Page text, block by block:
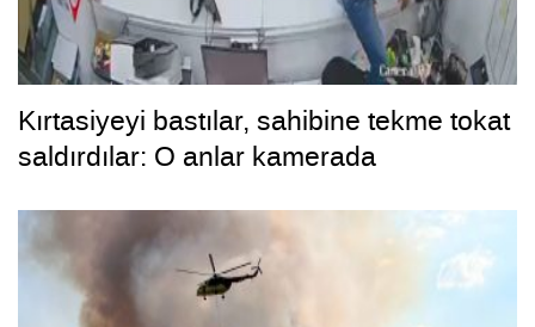
Kırtasiyeyi bastılar, sahibine tekme tokat
saldırdılar: O anlar kamerada